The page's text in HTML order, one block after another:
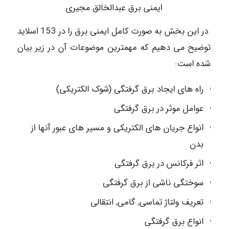
ایمنی برق عبدالخالق مجیری
در این بخش به صورت کامل ایمنی برق را در 153 اسلاید
توضیح می دهیم که مهمترین موضوعات آن در زیر بیان
شده است:
راه های ایجاد برق گرفتگی (شوک الکتریکی)
عوامل موثر در برق گرفتگی
انواع جریان های الکتریکی و مسیر های عبور آنها از
بدن
اثر فرکانس در برق گرفتگی
سوختگی ناشی از برق گرفتگی
تعریف ولتاژ تماسی, گامی, انتقالی
انواع برق گرفتگی